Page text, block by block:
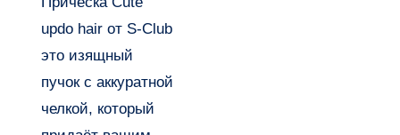
updo hair от S-Club
это изящный
пучок с аккуратной
челкой, который